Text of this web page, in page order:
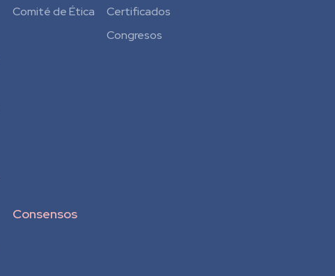
Comité de Ética
Consensos
Certificados
Congresos